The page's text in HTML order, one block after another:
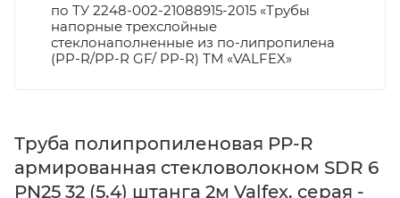
по ТУ 2248-002-21088915-2015 «Трубы
напорные трехслойные
стеклонаполненные из по-липропилена
(PP-R/PP-R GF/ PP-R) ТМ «VALFEX»
Труба полипропиленовая PP-R
армированная стекловолокном SDR 6
PN25 32 (5,4) штанга 2м Valfex, серая -